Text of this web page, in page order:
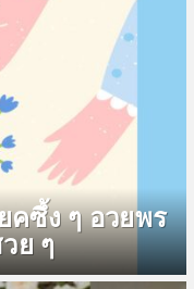
คซึ้ง ๆ อวยพร
ย ๆ